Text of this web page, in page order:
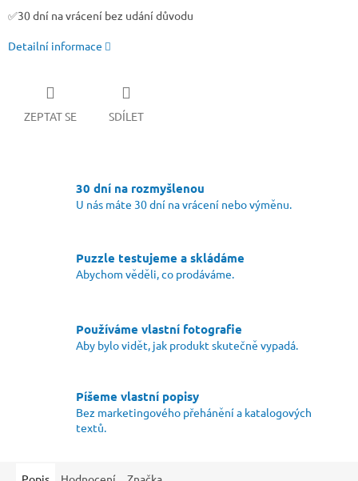
✅30 dní na vrácení bez udání důvodu
Detailní informace
ZEPTAT SE SDÍLET
30 dní na rozmyšlenou
U nás máte 30 dní na vrácení nebo výměnu.
Puzzle testujeme a skládáme
Abychom věděli, co prodáváme.
Používáme vlastní fotografie
Aby bylo vidět, jak produkt skutečně vypadá.
Píšeme vlastní popisy
Bez marketingového přehánění a katalogových
textů.